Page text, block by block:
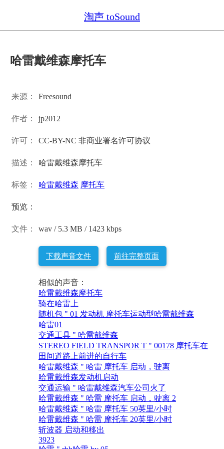
淘声 toSound
哈雷戴维森摩托车
来源： Freesound
作者： jp2012
许可： CC-BY-NC 非商业署名许可协议
描述： 哈雷戴维森摩托车
标签： 哈雷戴维森 摩托车
预览：
文件： wav / 5.3 MB / 1423 kbps
下载声音文件 前往完整页面
相似的声音：
哈雷戴维森摩托车
骑在哈雷上
随机包 " 01 发动机 摩托车运动型哈雷戴维森
哈雷01
交通工具 " 哈雷戴维森
STEREO FIELD TRANSPOR T " 00178 摩托车在
田间道路上前进的自行车
哈雷戴维森 " 哈雷 摩托车 启动，驶离
哈雷戴维森发动机启动
交通运输 " 哈雷戴维森汽车公司火了
哈雷戴维森 " 哈雷 摩托车 启动，驶离 2
哈雷戴维森 " 哈雷 摩托车 50英里/小时
哈雷戴维森 " 哈雷 摩托车 20英里/小时
斩波器 启动和移出
3923